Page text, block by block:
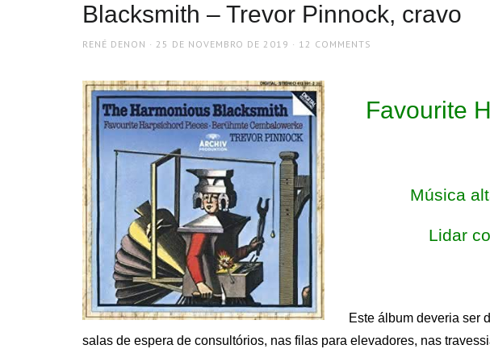
Blacksmith – Trevor Pinnock, cravo
AUTHOR
RENÉ DENON
POSTED
25 DE NOVEMBRO DE 2019 12 COMMENTS
Favourite
Música
Lidar
Este álbum deveria ser
salas de espera de consultórios, nas filas para elevadores, nas